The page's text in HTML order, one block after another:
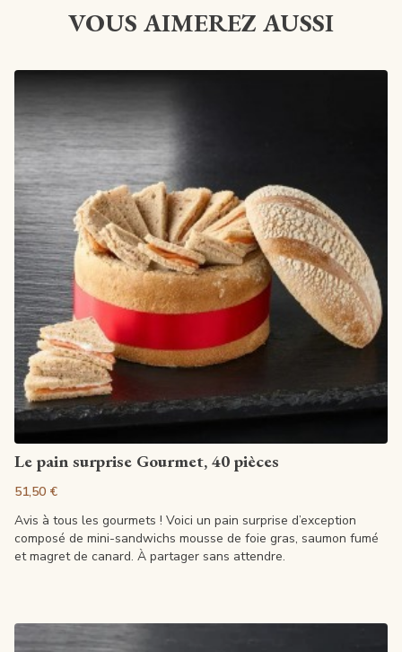
VOUS AIMEREZ AUSSI
Voir la fiche
Le pain surprise Gourmet, 40 pièces
51,50 €
Avis à tous les gourmets ! Voici un pain surprise d’exception
composé de mini-sandwichs mousse de foie gras, saumon fumé
et magret de canard. À partager sans attendre.